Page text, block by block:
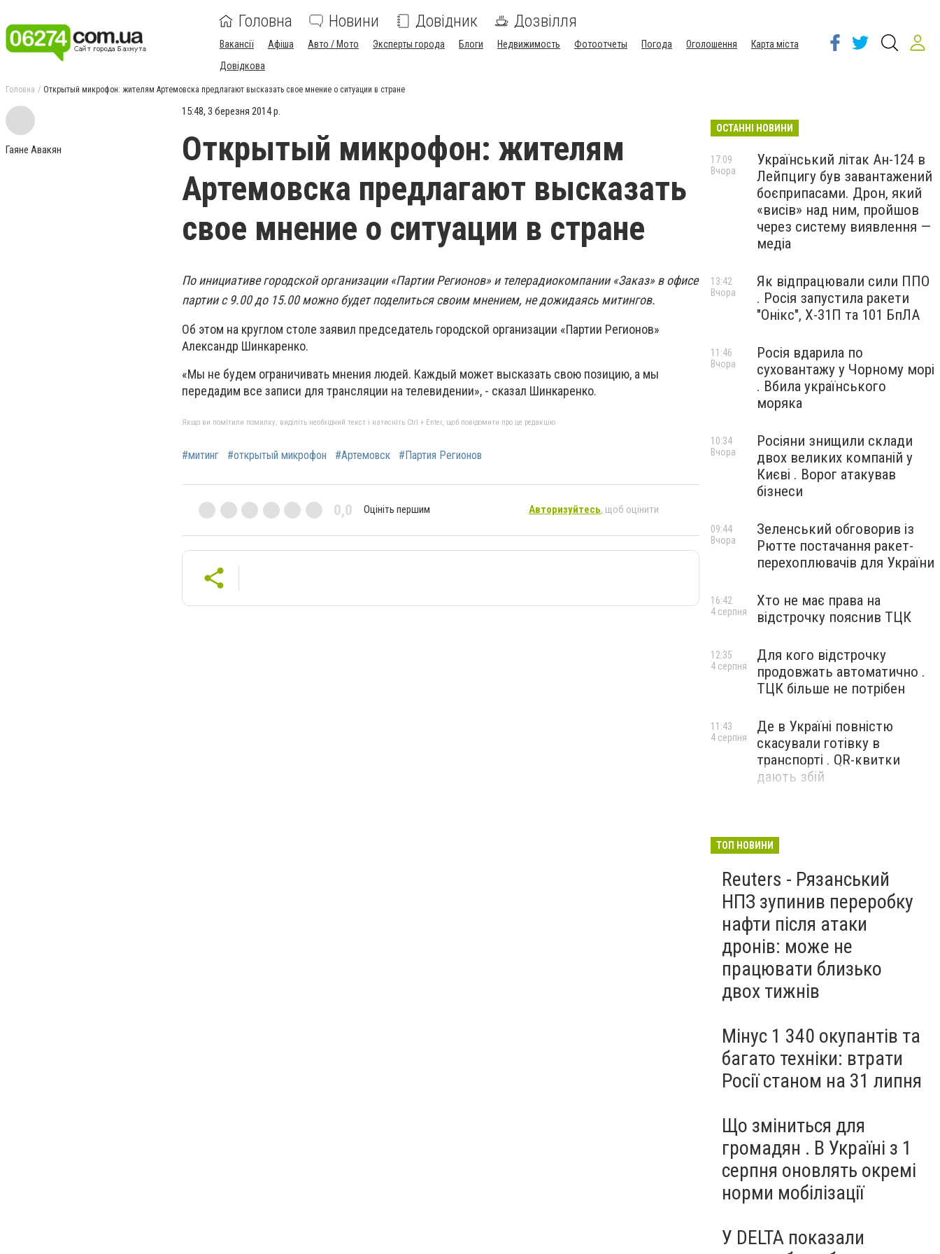
Головна Новини Довідник Дозвілля
Вакансії Афіша Авто / Мото Эксперты города Блоги Недвижимость Фотоотчеты Погода Оголошення
Карта міста
Довідкова
Головна Открытый микрофон: жителям Артемовска предлагают высказать свое мнение о ситуации в стране
Гаяне Авакян
15:48, 3 березня 2014 р.
Открытый микрофон: жителям
Артемовска предлагают высказать
свое мнение о ситуации в стране
По инициативе городской организации «Партии Регионов» и телерадиокомпании «Заказ» в офисе
партии с 9.00 до 15.00 можно будет поделиться своим мнением, не дожидаясь митингов.
Об этом на круглом столе заявил председатель городской организации «Партии Регионов»
Александр Шинкаренко.
«Мы не будем ограничивать мнения людей. Каждый может высказать свою позицию, а мы
передадим все записи для трансляции на телевидении», - сказал Шинкаренко.
Якщо ви помітили помилку, виділіть необхідний текст і натисніть Ctrl + Enter, щоб повідомити про це редакцію
#митинг #открытый микрофон #Артемовск #Партия Регионов
0,0 Оцініть першим Авторизуйтесь, щоб оцінити
ОСТАННІ НОВИНИ
Український літак Ан-124 в
Лейпцигу був завантажений
боєприпасами. Дрон, який
«висів» над ним, пройшов
через систему виявлення —
медіа
17:09
Вчора
Як відпрацювали сили ППО
. Росія запустила ракети
"Онікс", Х-31П та 101 БпЛА
13:42
Вчора
Росія вдарила по
суховантажу у Чорному морі
. Вбила українського
моряка
11:46
Вчора
Росіяни знищили склади
двох великих компаній у
Києві . Ворог атакував
бізнеси
10:34
Вчора
Зеленський обговорив із
Рютте постачання ракет-
перехоплювачів для України
09:44
Вчора
Хто не має права на
відстрочку пояснив ТЦК
16:42
4 серпня
Для кого відстрочку
продовжать автоматично .
ТЦК більше не потрібен
12:35
4 серпня
Де в Україні повністю
скасували готівку в
транспорті . QR-квитки
дають збій
11:43
4 серпня
ТОП НОВИНИ
Reuters - Рязанський
НПЗ зупинив переробку
нафти після атаки
дронів: може не
працювати близько
двох тижнів
Мінус 1 340 окупантів та
багато техніки: втрати
Росії станом на 31 липня
Що зміниться для
громадян . В Україні з 1
серпня оновлять окремі
норми мобілізації
У DELTA показали